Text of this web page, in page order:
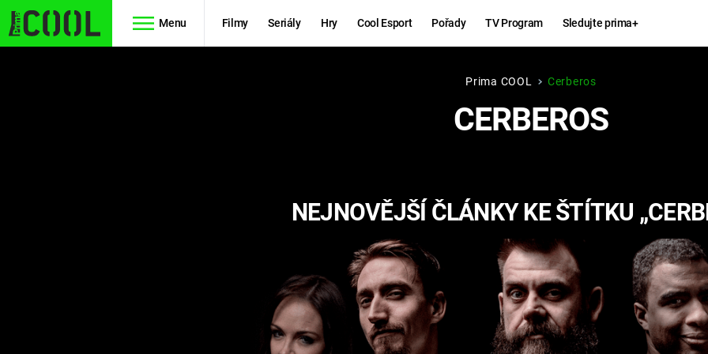
Menu Filmy Seriály Hry Cool Esport Pořady TV Program Sledujte prima+
RYCHLE A
PREDÁTOR
Hry
KINGDOM
DELIVERANCE
ESPORT
CHUCK
NORRIS
Prima COOL Cerberos
CERBEROS
NEJNOVĚJŠÍ ČLÁNKY KE ŠTÍTKU